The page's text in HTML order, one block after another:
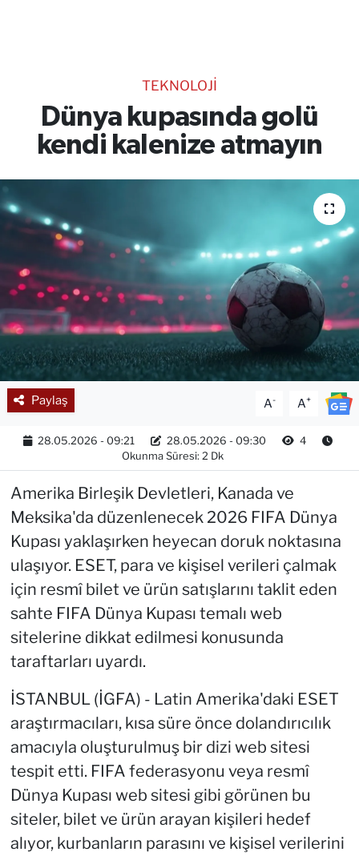
TEKNOLOJİ
Dünya kupasında golü
kendi kalenize atmayın
Paylaş A- A+
28.05.2026 - 09:21 28.05.2026 - 09:30
4
Okunma Süresi: 2 Dk
Amerika Birleşik Devletleri, Kanada ve
Meksika'da düzenlenecek 2026 FIFA Dünya
Kupası yaklaşırken heyecan doruk noktasına
ulaşıyor. ESET, para ve kişisel verileri çalmak
için resmî bilet ve ürün satışlarını taklit eden
sahte FIFA Dünya Kupası temalı web
sitelerine dikkat edilmesi konusunda
taraftarları uyardı.
İSTANBUL (İGFA) - Latin Amerika'daki ESET
araştırmacıları, kısa süre önce dolandırıcılık
amacıyla oluşturulmuş bir dizi web sitesi
tespit etti. FIFA federasyonu veya resmî
Dünya Kupası web sitesi gibi görünen bu
siteler, bilet ve ürün arayan kişileri hedef
alıyor, kurbanların parasını ve kişisel verilerini
RESMİ İLANLAR
Gencsesfm Canlı Dinle